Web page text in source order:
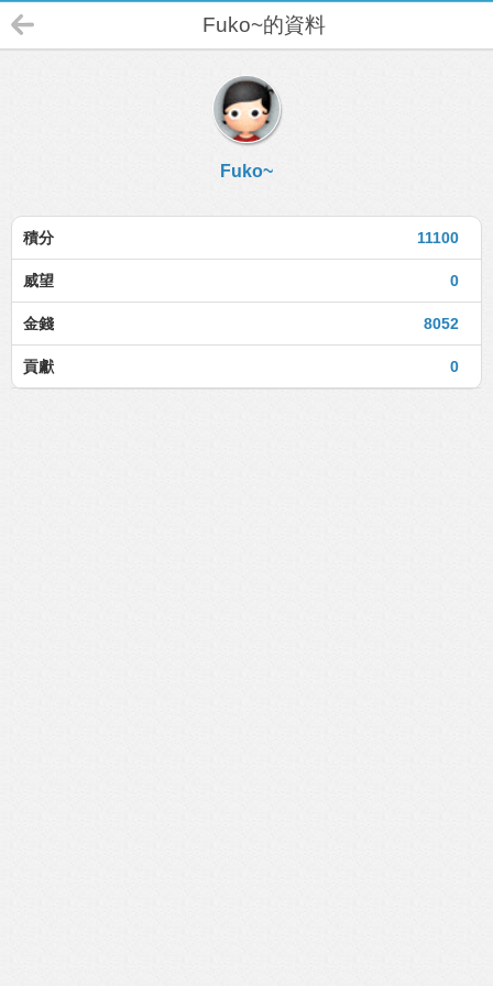
Fuko~的資料
Fuko~
11100
積分
0
威望
8052
金錢
0
貢獻